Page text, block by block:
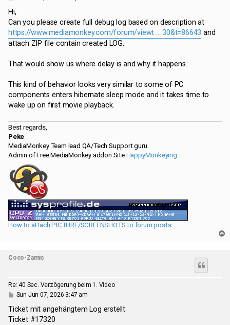
s
Hi,
Can you please create full debug log based on description at
https://www.mediamonkey.com/forum/viewt ... 30&t=86643 and
attach ZIP file contain created LOG.
That would show us where delay is and why it happens.
This kind of behavior looks very similar to some of PC
components enters hibernate sleep mode and it takes time to
wake up on first movie playback.
Best regards,
Peke
MediaMonkey Team lead QA/Tech Support guru
Admin of Free MediaMonkey addon Site HappyMonkeying
How to attach PICTURE/SCREENSHOTS to forum posts
Coco-Zamis
Re: 40 Sec. Verzögerung beim 1. Video
P
s
Sun Jun 07, 2026 3:47 am
Ticket mit angehängtem Log erstellt
Ticket #17320